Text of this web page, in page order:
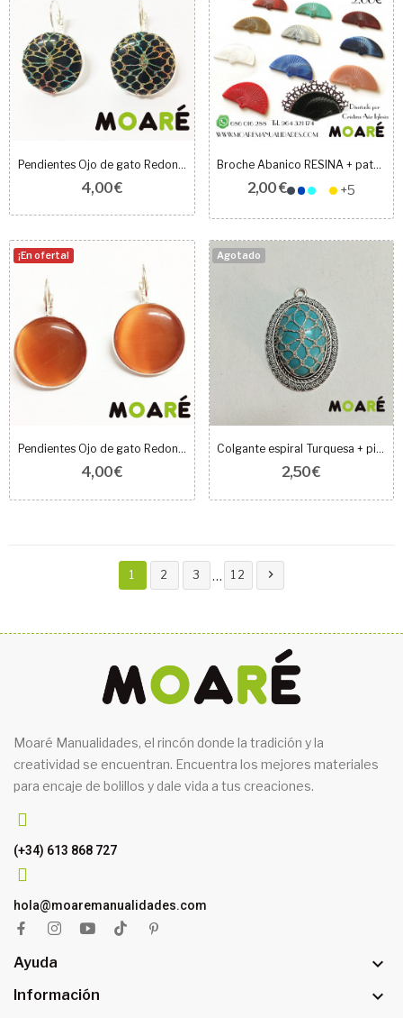
Pendientes Ojo de gato Redondo 20mm + picado
4,00 €
Broche Abanico RESINA + patrón bolillos
2,00 € +5
¡En oferta!
Pendientes Ojo de gato Redondo melocotón + picado
4,00 €
Agotado
Colgante espiral Turquesa + picado
2,50 €
1 2 3 … 12 
Moaré Manualidades, el rincón donde la tradición y la
creatividad se encuentran. Encuentra los mejores materiales
para encaje de bolillos y dale vida a tus creaciones.
(+34) 613 868 727
hola@moaremanualidades.com
Ayuda 
Información 